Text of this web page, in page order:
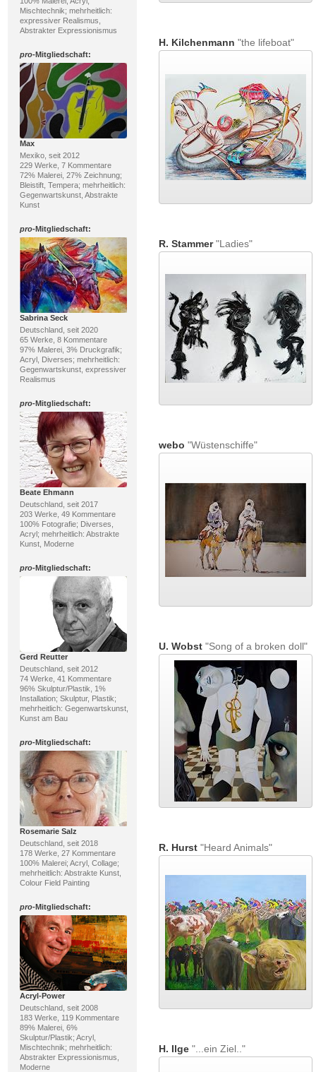
Mischtechnik; mehrheitlich:
expressiver Realismus,
Abstrakter Expressionismus
pro-Mitgliedschaft:
Max
Mexiko, seit 2012
229 Werke, 7 Kommentare
72% Malerei, 27% Zeichnung;
Bleistift, Tempera; mehrheitlich:
Gegenwartskunst, Abstrakte
Kunst
pro-Mitgliedschaft:
Sabrina Seck
Deutschland, seit 2020
65 Werke, 8 Kommentare
97% Malerei, 3% Druckgrafik;
Acryl, Diverses; mehrheitlich:
Gegenwartskunst, expressiver
Realismus
pro-Mitgliedschaft:
Beate Ehmann
Deutschland, seit 2017
203 Werke, 49 Kommentare
100% Fotografie; Diverses,
Acryl; mehrheitlich: Abstrakte
Kunst, Moderne
pro-Mitgliedschaft:
Gerd Reutter
Deutschland, seit 2012
74 Werke, 41 Kommentare
96% Skulptur/Plastik, 1%
Installation; Skulptur, Plastik;
mehrheitlich: Gegenwartskunst,
Kunst am Bau
pro-Mitgliedschaft:
Rosemarie Salz
Deutschland, seit 2018
178 Werke, 27 Kommentare
100% Malerei; Acryl, Collage;
mehrheitlich: Abstrakte Kunst,
Colour Field Painting
pro-Mitgliedschaft:
Acryl-Power
Deutschland, seit 2008
183 Werke, 119 Kommentare
89% Malerei, 6%
Skulptur/Plastik; Acryl,
Mischtechnik; mehrheitlich:
Abstrakter Expressionismus,
Moderne
H. Kilchenmann "the lifeboat"
R. Stammer"Ladies"
webo "Wüstenschiffe"
U. Wobst"Song of a broken doll"
R. Hurst"Heard Animals"
H. Ilge"...ein Ziel.."